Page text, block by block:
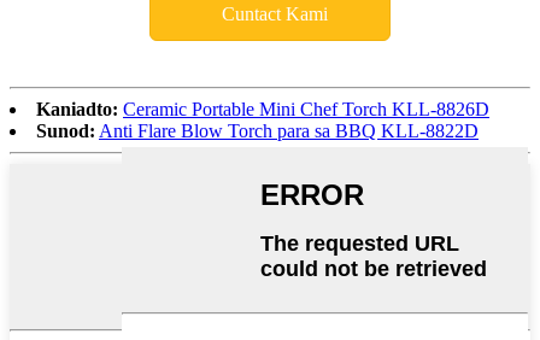
Cuntact Kami
Kaniadto: Ceramic Portable Mini Chef Torch KLL-8826D
Sunod: Anti Flare Blow Torch para sa BBQ KLL-8822D